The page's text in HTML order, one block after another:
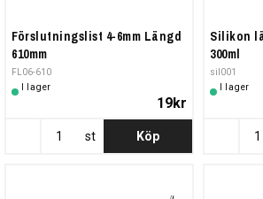
Förslutningslist 4-6mm Längd
610mm
FL06-610
I lager
19kr
st Köp
Silikon
300ml
sil001
I lager